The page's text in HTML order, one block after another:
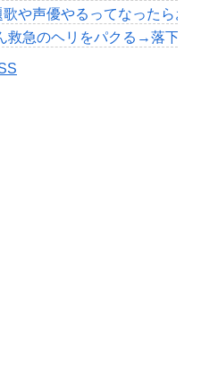
歌や声優やるってなったら
救急のヘリをパクる→落下【